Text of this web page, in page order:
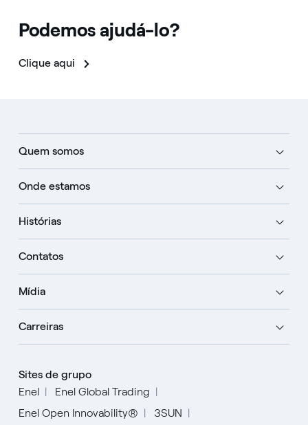
Podemos ajudá-lo?
Clique aqui
Quem somos
Onde estamos
Histórias
Contatos
Mídia
Carreiras
Sites de grupo
Enel
Enel Global Trading
Enel Open Innovability®
3SUN